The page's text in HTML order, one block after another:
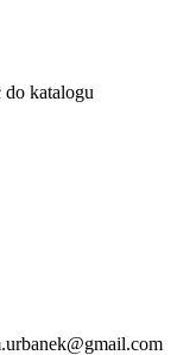
katalogu